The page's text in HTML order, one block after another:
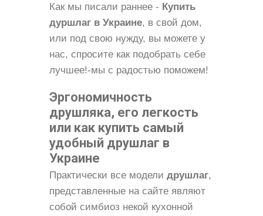
Как мы писали раннее - Купить
дуршлаг в Украине, в свой дом,
или под свою нужду, вы можете у
нас, спросите как подобрать себе
лучшее!-мы с радостью поможем!
Эргономичность
друшляка, его легкость
или как купить самый
удобный друшлаг в
Украине
Практически все модели друшлаг,
представленные на сайте являют
собой симбиоз некой кухонной